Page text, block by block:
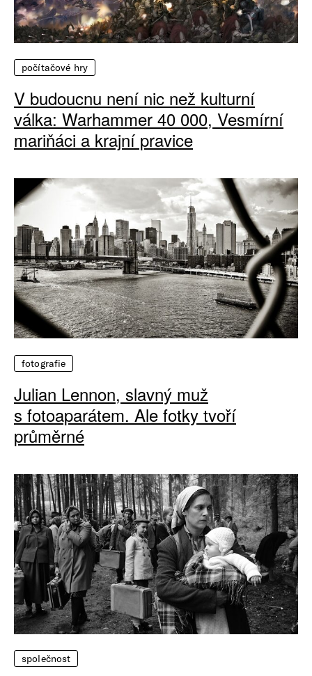
počítačové hry
V budoucnu není nic než kulturní
válka: Warhammer 40 000, Vesmírní
mariňáci a krajní pravice
fotografie
Julian Lennon, slavný muž
s fotoaparátem. Ale fotky tvoří
průměrné
společnost